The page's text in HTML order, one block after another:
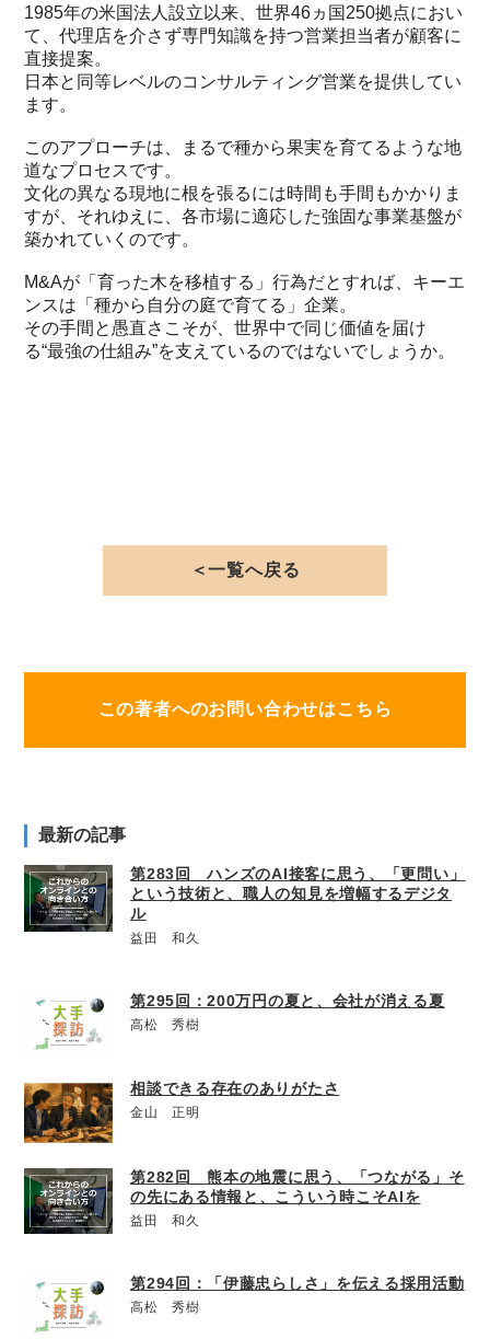
1985年の米国法人設立以来、世界46ヵ国250拠点におい
て、代理店を介さず専門知識を持つ営業担当者が顧客に
直接提案。
日本と同等レベルのコンサルティング営業を提供してい
ます。
このアプローチは、まるで種から果実を育てるような地
道なプロセスです。
文化の異なる現地に根を張るには時間も手間もかかりま
すが、それゆえに、各市場に適応した強固な事業基盤が
築かれていくのです。
M&Aが「育った木を移植する」行為だとすれば、キーエ
ンスは「種から自分の庭で育てる」企業。
その手間と愚直さこそが、世界中で同じ価値を届け
る“最強の仕組み”を支えているのではないでしょうか。
＜一覧へ戻る
この著者へのお問い合わせはこちら
最新の記事
第283回 ハンズのAI接客に思う、「更問い」
という技術と、職人の知見を増幅するデジタ
ル
益田 和久
第295回：200万円の夏と、会社が消える夏
高松 秀樹
相談できる存在のありがたさ
金山 正明
第282回 熊本の地震に思う、「つながる」そ
の先にある情報と、こういう時こそAIを
益田 和久
第294回：「伊藤忠らしさ」を伝える採用活動
高松 秀樹